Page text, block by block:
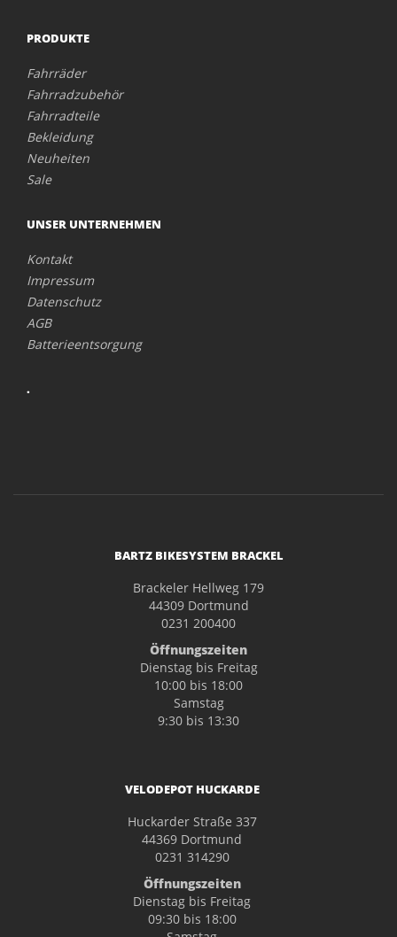
PRODUKTE
Fahrräder
Fahrradzubehör
Fahrradteile
Bekleidung
Neuheiten
Sale
UNSER UNTERNEHMEN
Kontakt
Impressum
Datenschutz
AGB
Batterieentsorgung
.
BARTZ BIKESYSTEM BRACKEL
Brackeler Hellweg 179
44309 Dortmund
0231 200400
Öffnungszeiten
Dienstag bis Freitag
10:00 bis 18:00
Samstag
9:30 bis 13:30
VELODEPOT HUCKARDE
Huckarder Straße 337
44369 Dortmund
0231 314290
Öffnungszeiten
Dienstag bis Freitag
09:30 bis 18:00